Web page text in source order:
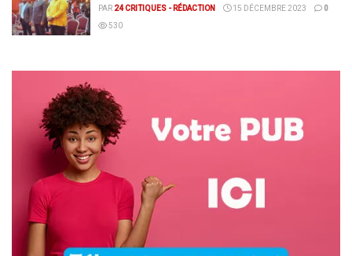
PAR 24 CRITIQUES - RÉDACTION 15 DÉCEMBRE 2023
0
530